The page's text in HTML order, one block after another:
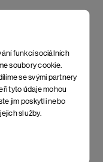
funkcí sociálních
soubory cookie.
se svými partnery
tyto údaje mohou
jim poskytli nebo
služby.